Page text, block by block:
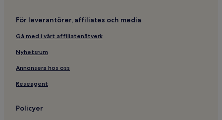
För leverantörer, affiliates och media
Gå med i vårt affiliatenätverk
Nyhetsrum
Annonsera hos oss
Reseagent
Policyer